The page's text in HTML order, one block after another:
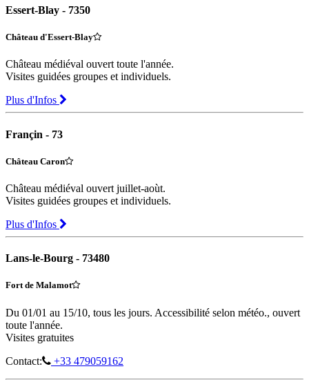
Essert-Blay - 7350
Château d'Essert-Blay
Château médiéval ouvert toute l'année.
Visites guidées groupes et individuels.
Plus d'Infos
Françin - 73
Château Caron
Château médiéval ouvert juillet-aoùt.
Visites guidées groupes et individuels.
Plus d'Infos
Lans-le-Bourg - 73480
Fort de Malamot
Du 01/01 au 15/10, tous les jours. Accessibilité selon météo., ouvert
toute l'année.
Visites gratuites
Contact:
+33 479059162